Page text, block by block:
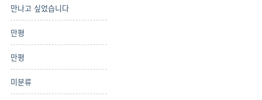
만나고 싶었습니다
만평
만평
미분류